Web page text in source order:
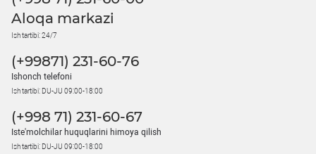
Aloqa markazi
Ish tartibi: 24/7
(+99871) 231-60-76
Ishonch telefoni
Ish tartibi: DU-JU 09:00-18:00
(+998 71) 231-60-67
Iste'molchilar huquqlarini himoya qilish
Ish tartibi: DU-JU 09:00-18:00